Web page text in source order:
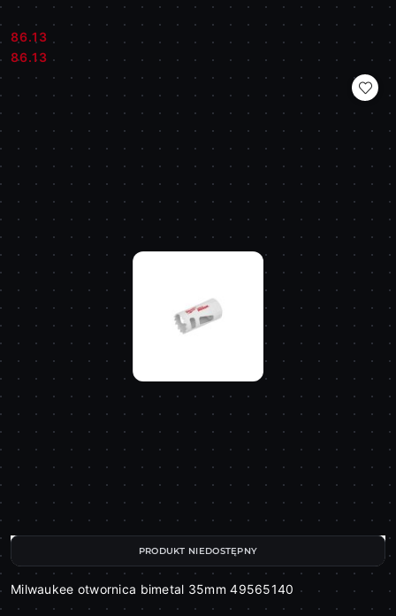
Cena:
86.13
Cena:
86.13
Milwaukee otwornica bimetal 35mm 49565140
PRODUKT NIEDOSTĘPNY